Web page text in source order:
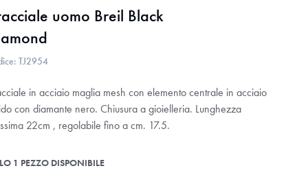
uomo Breil Black
TJ2954
in acciaio maglia mesh con elemento centrale in acciaio
con diamante nero. Chiusura a gioielleria. Lunghezza
22cm , regolabile fino a cm. 17.5.
1 PEZZO DISPONIBILE